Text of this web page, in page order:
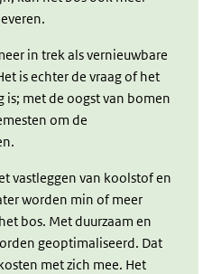
in trek als vernieuwbare
is echter de vraag of het
met de oogst van bomen
om de
vastleggen van koolstof en
worden min of meer
bos. Met duurzaam en
geoptimaliseerd. Dat
met zich mee. Het